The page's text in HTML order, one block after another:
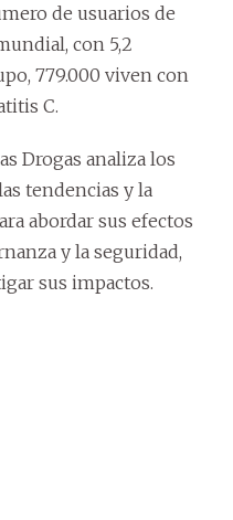
de usuarios de
con 5,2
779.000 viven con
C.
Drogas analiza los
tendencias y la
abordar sus efectos
y la seguridad,
sus impactos.